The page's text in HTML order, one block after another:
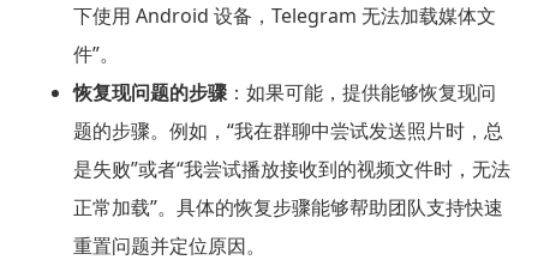
下使用 Android 设备，Telegram 无法加载媒体文
件”。
恢复现问题的步骤：如果可能，提供能够恢复现问
题的步骤。例如，“我在群聊中尝试发送照片时，总
是失败”或者“我尝试播放接收到的视频文件时，无法
正常加载”。具体的恢复步骤能够帮助团队支持快速
重置问题并定位原因。